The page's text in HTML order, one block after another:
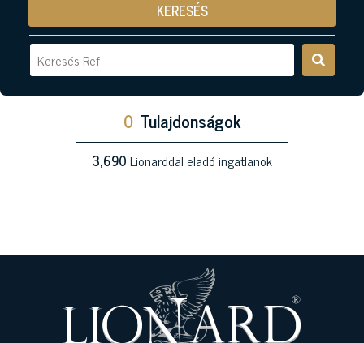
KERESÉS
0 Tulajdonságok
3,690Lionarddal eladó ingatlanok